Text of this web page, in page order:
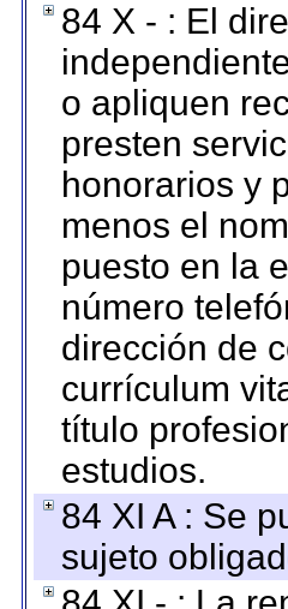
84 X - : El
o apliquen
presten
honorarios y
menos el
puesto en la
número
dirección de
currículum
título
estudios.
84 XI A : Se
sujeto